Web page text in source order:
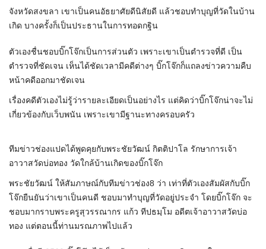
จังหวัดสงขลา เขาเป็นคนอัธยาศัยดีนิสัยดี แล้วชอบทำบุญที่วัดในบ้าน
เกิด บางครั้งก็เป็นประธานในการทอดกฐิน
ตัวเองชื่นชอบบิ๊กโจ๊กเป็นการส่วนตัว เพราะเขาเป็นตำรวจที่ดี เป็น
ตำรวจที่ชัดเจน เห็นได้ชัดเวลามีคดีต่างๆ บิ๊กโจ๊กก็แถลงข่าวความคืบ
หน้าคดีออกมาชัดเจน
เรื่องคดีตัวเองไม่รู้ว่ารายละเอียดเป็นอย่างไร แต่คิดว่าบิ๊กโจ๊กน่าจะไม่
เกี่ยวข้องกับเว็บพนัน เพราะเขามีฐานะทางครอบครัว
ทีมข่าวช่องแปดได้พูดคุยกับพระชัยวัฒน์ กิตติปาโล รักษาการเจ้า
อาวาสวัดบ่อทอง วัดใกล้บ้านเกิดของบิ๊กโจ๊ก
พระชัยวัฒน์ ให้สัมภาษณ์กับทีมข่าวช่อง8 ว่า เท่าที่ตัวเองสัมผัสกับบิ๊ก
โจ๊กยืนยันว่าเขาเป็นคนดี ชอบมาทำบุญที่วัดอยู่ประจำ โดยบิ๊กโจ๊ก จะ
ชอบมากราบพระครูสุวรรณากร แก้ว ทีปธมฺโม อดีตเจ้าอาวาสวัดบ่อ
ทอง แต่ตอนนี้ท่านมรณภาพไปแล้ว